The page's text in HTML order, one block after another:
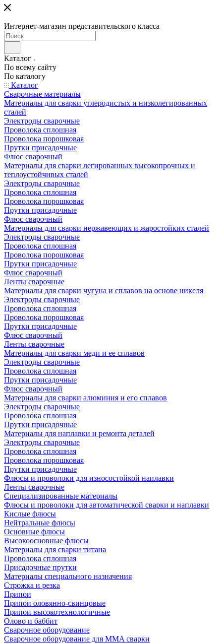
Интернет-магазин представительского класса
Каталог
По всему сайту
По каталогу
Каталог
Сварочные материалы
Материалы для сварки углеродистых и низколегированных
сталей
Электроды сварочные
Проволока сплошная
Проволока порошковая
Прутки присадочные
Флюс сварочный
Материалы для сварки легированных высокопрочных и
теплоустойчивых сталей
Электроды сварочные
Проволока сплошная
Проволока порошковая
Прутки присадочные
Флюс сварочный
Материалы для сварки нержавеющих и жаростойких сталей
Электроды сварочные
Проволока сплошная
Проволока порошковая
Прутки присадочные
Флюс сварочный
Ленты сварочные
Материалы для сварки чугуна и сплавов на основе никеля
Электроды сварочные
Проволока сплошная
Проволока порошковая
Прутки присадочные
Флюс сварочный
Ленты сварочные
Материалы для сварки меди и ее сплавов
Электроды сварочные
Проволока сплошная
Прутки присадочные
Флюс сварочный
Материалы для сварки алюминия и его сплавов
Электроды сварочные
Проволока сплошная
Прутки присадочные
Материалы для наплавки и ремонта деталей
Электроды сварочные
Проволока сплошная
Проволока порошковая
Прутки присадочные
Флюсы и проволоки для износостойкой наплавки
Ленты сварочные
Специализированные материалы
Флюсы и проволоки для автоматической сварки и наплавки
Кислые флюсы
Нейтральные флюсы
Основные флюсы
Высокоосновные флюсы
Материалы для сварки титана
Проволока сплошная
Присадочные прутки
Материалы специального назначения
Строжка и резка
Припои
Припои оловянно-свинцовые
Припои высокотехнологичные
Олово и баббит
Сварочное оборудование
Сварочное оборудование для MMA сварки